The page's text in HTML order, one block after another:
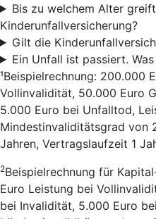
Bis zu welchem Alter
Kinderunfallversicherung?
Gilt die
Ein Unfall ist passiert.
¹Beispielrechnung: 200.000
Vollinvalidität, 50.000 Euro
5.000 Euro bei Unfalltod,
Mindestinvaliditätsgrad von
Jahren, Vertragslaufzeit 1
2Beispielrechnung für
Euro Leistung bei
bei Invalidität, 5.000 Euro